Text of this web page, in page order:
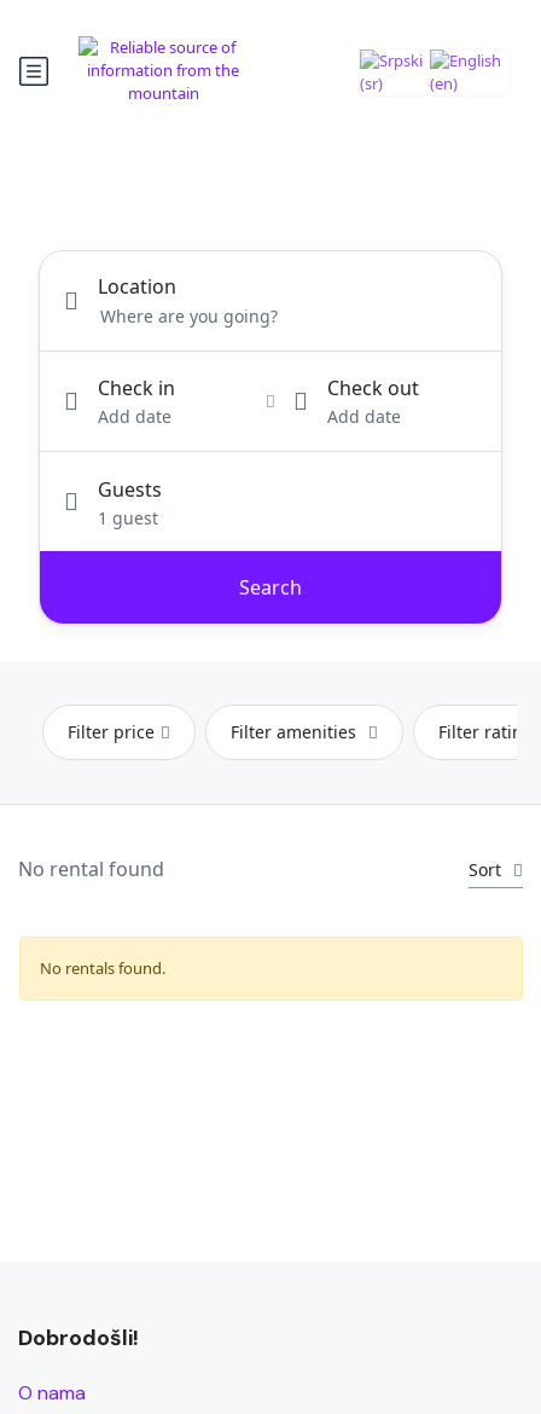
Location
Check in
Add date
Check out
Add date
Guests
1 guest
Search
Filter price Filter amenities Filter rating
Sort
No rental found
No rentals found.
Dobrodošli!
O nama